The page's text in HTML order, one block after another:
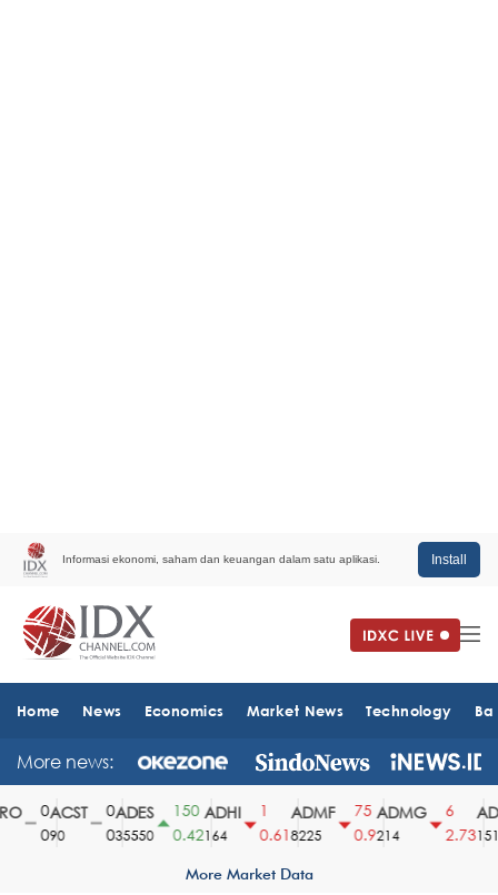
Informasi ekonomi, saham dan keuangan dalam satu aplikasi. Install
Home News Economics Market News Technology
More news:
ACST
90
ADES
35550
150
0.42
ADHI
164
0.61
ADMF
8225
75
0.9
ADMG
214
2.731510
More Market Data